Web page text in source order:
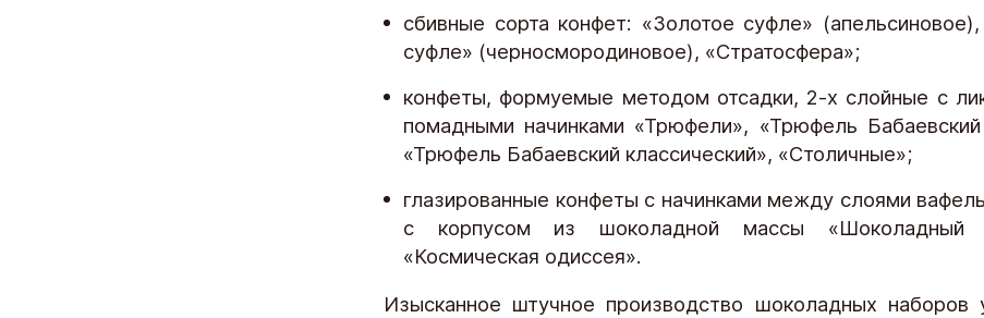
сбивные сорта конфет: «Золотое суфле»
суфле» (черносмородиновое), «Стратосфера»;
конфеты, формуемые методом отсадки, 2-х слойные с
помадными начинками «Трюфели», «Трюфель Бабаевский
«Трюфель Бабаевский классический», «Столичные»;
глазированные конфеты с начинками между слоями
с корпусом из шоколадной массы
«Космическая одиссея».
Изысканное штучное производство шоколадных наборов